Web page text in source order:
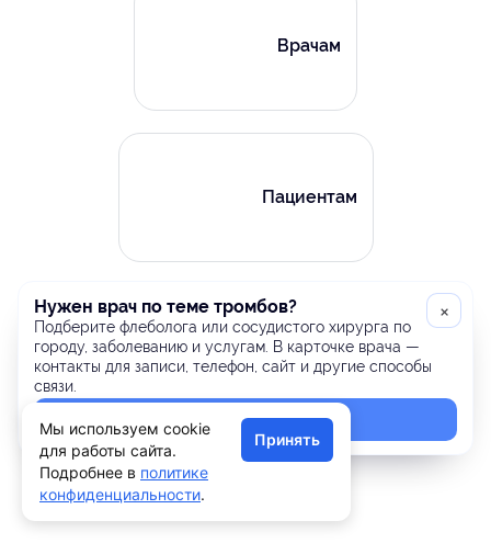
Врачам
Пациентам
×
Нужен врач по теме тромбов?
Подберите флеболога или сосудистого хирурга по
городу, заболеванию и услугам. В карточке врача —
контакты для записи, телефон, сайт и другие способы
связи.
Подобрать врача
Мы используем cookie
для работы сайта.
Подробнее в политике
конфиденциальности.
Принять